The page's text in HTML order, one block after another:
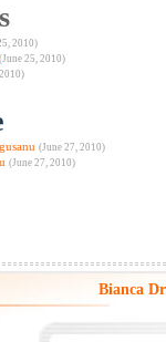
2010)
(June 25, 2010)
(June 27, 2010)
(June 27, 2010)
Bianca